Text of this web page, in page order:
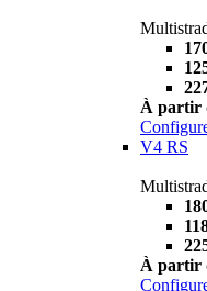
À partir
V4 RS
À partir